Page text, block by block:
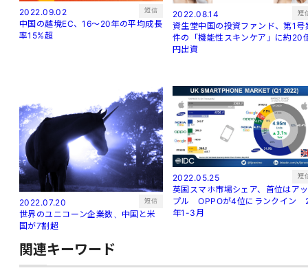
2022.09.02 短信
中国の越境EC、16～20年の平均成長
率15%超
2022.08.14 短
資生堂中国の投資ファンド、第1号
件の「機能性スキンケア」に約20
円出資
2022.07.20 短信
世界のユニコーン企業数、中国と米
国が7割超
2022.05.25 短
英国スマホ市場シェア、首位はアッ
プル OPPOが4位にランクイン
年1-3月
関連キーワード